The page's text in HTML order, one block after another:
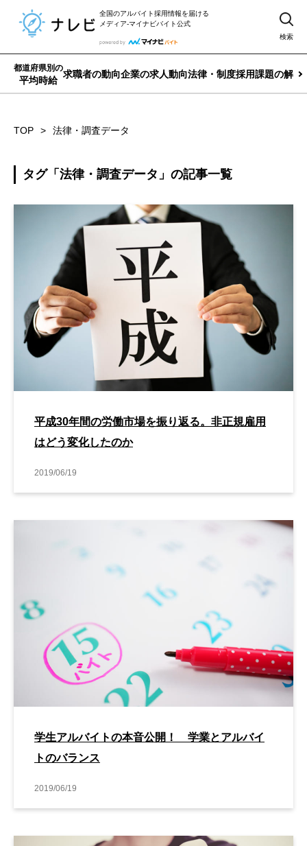
全国のアルバイト採用情報を届ける
メディア-マイナビバイト公式
検索
都道府県別の
平均時給
求職者の動向企業の求人動向法律・制度採用課題の解決
TOP 法律・調査データ
タグ「法律・調査データ」の記事一覧
平成30年間の労働市場を振り返る。非正規雇用
はどう変化したのか
2019/06/19
学生アルバイトの本音公開！ 学業とアルバイ
トのバランス
2019/06/19